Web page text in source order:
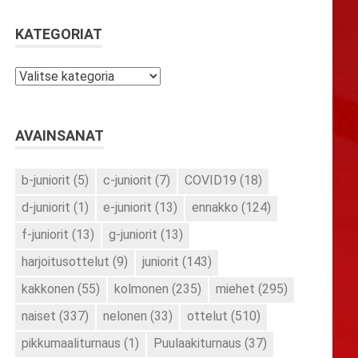
KATEGORIAT
Kategoriat
AVAINSANAT
b-juniorit (5) c-juniorit (7) COVID19 (18)
d-juniorit (1) e-juniorit (13) ennakko (124)
f-juniorit (13) g-juniorit (13)
harjoitusottelut (9) juniorit (143)
kakkonen (55) kolmonen (235) miehet (295)
naiset (337) nelonen (33) ottelut (510)
pikkumaaliturnaus (1) Puulaakiturnaus (37)